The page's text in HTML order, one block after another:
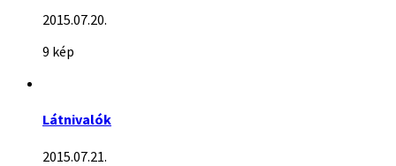
2015.07.20.
9 kép
Látnivalók
2015.07.21.